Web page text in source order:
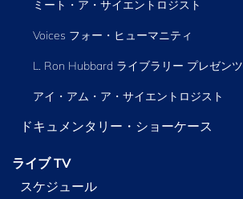
ミート・ア・サイエントロジスト
Voices フォー・ヒューマニティ
L. Ron Hubbard ライブラリー プレゼンツ
アイ・アム・ア・サイエントロジスト
ドキュメンタリー・ショーケース
ライブ TV
スケジュール